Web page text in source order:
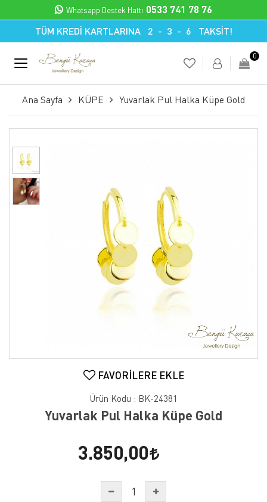
TÜM KREDİ KARTLARINA 2 - 3 - 6 TAKSİT!
Whatsapp Destek Hattı 0533 741 78 76
0
Ana Sayfa KÜPE Yuvarlak Pul Halka Küpe Gold
FAVORILERE EKLE
Ürün Kodu : BK-24381
Yuvarlak Pul Halka Küpe Gold
3.850,00